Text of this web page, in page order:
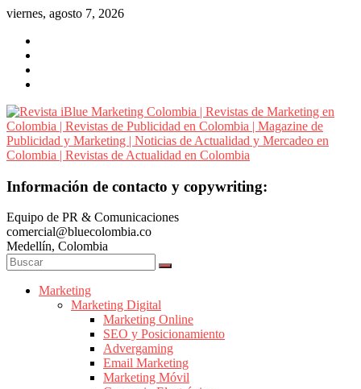
Saltar
contenido
viernes, agosto 7, 2026
Revista
Marketing
Colombia
|
Revistas
Marketing
Información de contacto y copywriting:
Equipo de PR & Comunicaciones
comercial@bluecolombia.co
Medellín, Colombia
Marketing
Marketing Digital
Marketing Online
SEO y Posicionamiento
Advergaming
Email Marketing
Marketing Móvil